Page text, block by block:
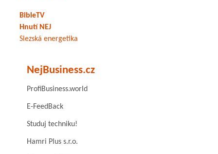
BibleTV
Hnutí NEJ
Slezská energetika
NejBusiness.cz
ProfiBusiness.world
E-FeedBack
Studuj techniku!
Hamri Plus s.r.o.